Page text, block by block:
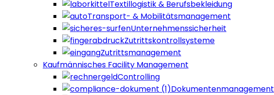
Textillogistik & Berufsbekleidung
Transport- & Mobilitätsmanagement
Unternehmenssicherheit
Zutrittskontrollsysteme
Zutrittsmanagement
Kaufmännisches Facility Management
Controlling
Dokumentenmanagement